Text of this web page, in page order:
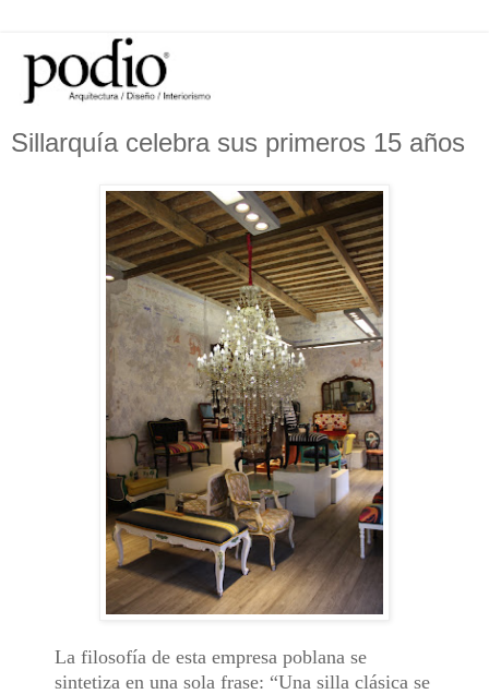
Sillarquía celebra sus primeros 15 años
La filosofía de esta empresa poblana se
sintetiza en una sola frase: “Una silla clásica se